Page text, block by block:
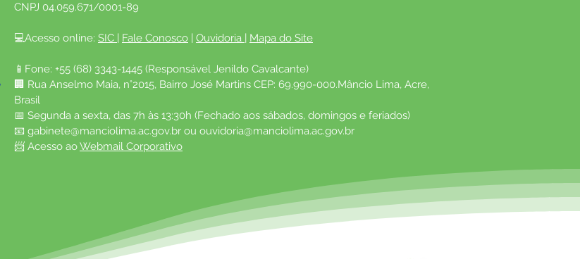
CNPJ 04.059.671/0001-89
💻Acesso online: SIC | Fale Conosco | Ouvidoria | Mapa do Site
📱Fone: +55 (68) 3343-1445 (Responsável Jenildo Cavalcante)
🏢 Rua Anselmo Maia, n°2015, Bairro José Martins CEP: 69.990-000.Mâncio Lima, Acre,
Brasil
📅 Segunda a sexta, das 7h às 13:30h (Fechado aos sábados, domingos e feriados)
📧 gabinete@manciolima.ac.gov.br ou ouvidoria@manciolima.ac.gov.br
📨 Acesso ao Webmail Corporativo